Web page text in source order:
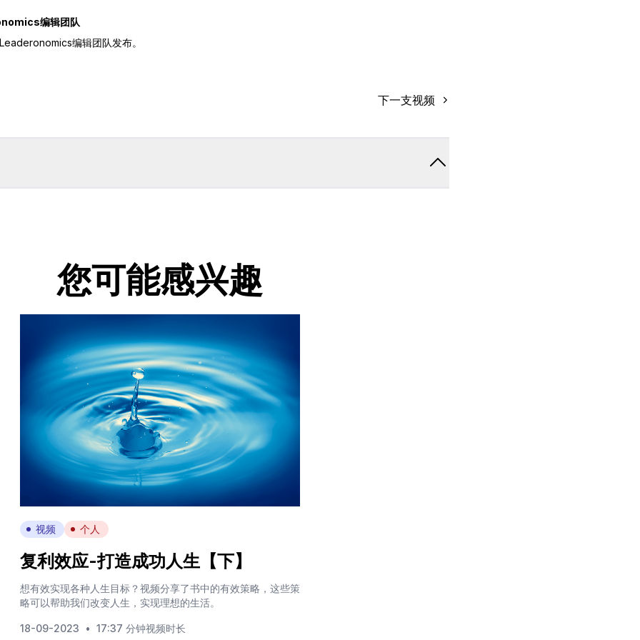
编辑团队
编辑团队发布。
下一支视频
您可能感兴趣
视频 个人
复利效应-打造成功人生【下】
想有效实现各种人生目标？视频分享了书中的有效策略，这些策
略可以帮助我们改变人生，实现理想的生活。
18-09-2023 • 17:37 分钟视频时长